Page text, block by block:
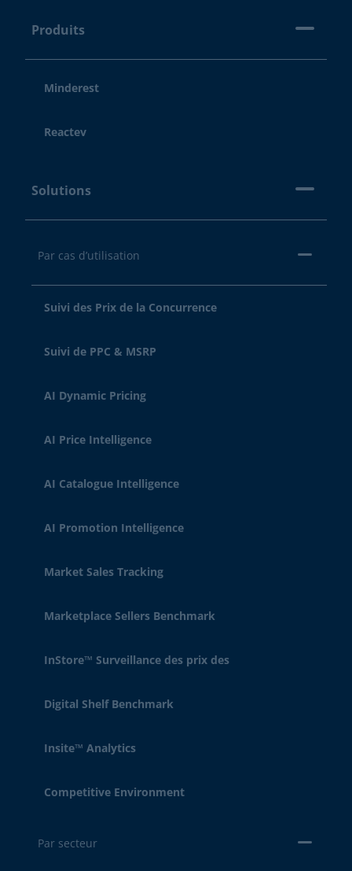
Produits
Minderest
Reactev
Solutions
Par cas d’utilisation
Suivi des Prix de la Concurrence
Suivi de PPC & MSRP
AI Dynamic Pricing
AI Price Intelligence
AI Catalogue Intelligence
AI Promotion Intelligence
Market Sales Tracking
Marketplace Sellers Benchmark
InStore™ Surveillance des prix des
Digital Shelf Benchmark
Insite™ Analytics
Competitive Environment
Par secteur